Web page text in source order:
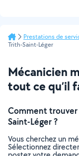
Prestations de
Trith-Saint-Léger
Mécanicien
tout ce qu’il
Comment
Saint-Léger ?
Vous cherchez un
Sélectionnez